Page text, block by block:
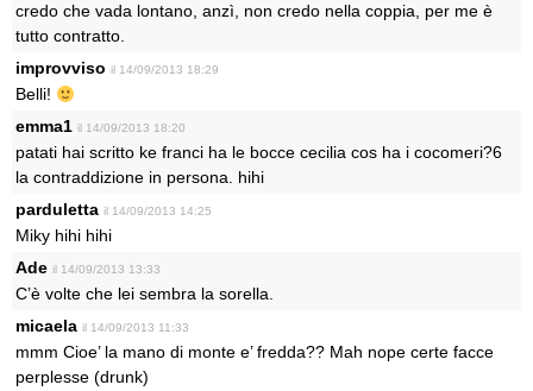
credo che vada lontano, anzì, non credo nella coppia, per me è
tutto contratto.
improvviso il 14/09/2013 18:29
Belli!
emma1 il 14/09/2013 18:20
patati hai scritto ke franci ha le bocce cecilia cos ha i cocomeri?6
la contraddizione in persona. hihi
parduletta il 14/09/2013 14:25
Miky hihi hihi
Ade il 14/09/2013 13:33
C’è volte che lei sembra la sorella.
micaela il 14/09/2013 11:33
mmm Cioe’ la mano di monte e’ fredda?? Mah nope certe facce
perplesse (drunk)